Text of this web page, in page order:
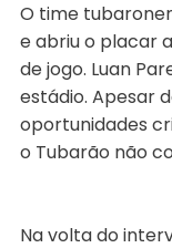
O time
e abriu o placar
de jogo. Luan
estádio. Apesar
oportunidades
o Tubarão não
Na volta do